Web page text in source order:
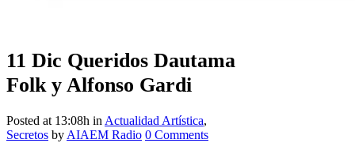
11 Dic Queridos Dautama
Folk y Alfonso Gardi
Posted at 13:08h in Actualidad Artística,
Secretos by AIAEM Radio 0 Comments